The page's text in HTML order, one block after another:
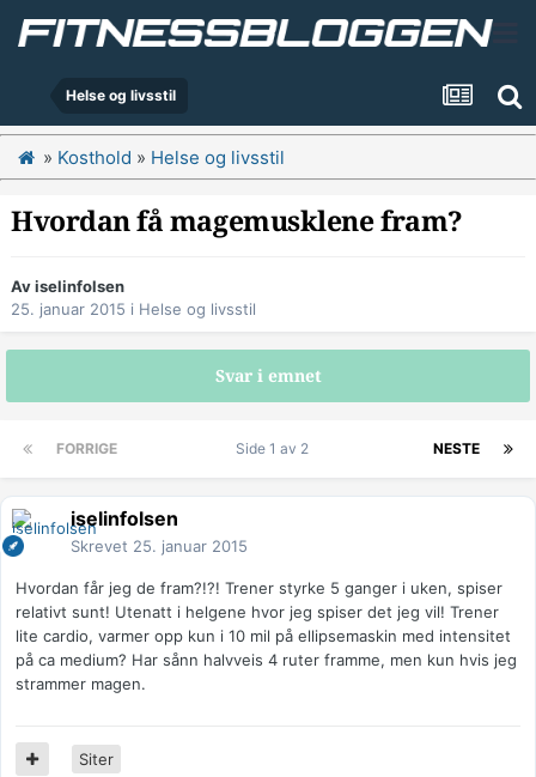
Helse og livsstil
» Kosthold » Helse og livsstil
Hvordan få magemusklene fram?
Aviselinfolsen
25. januar 2015 i Helse og livsstil
Svar i emnet
FORRIGE NESTE
Side 1 av 2
iselinfolsen
Skrevet 25. januar 2015
Hvordan får jeg de fram?!?! Trener styrke 5 ganger i uken, spiser
relativt sunt! Utenatt i helgene hvor jeg spiser det jeg vil! Trener
lite cardio, varmer opp kun i 10 mil på ellipsemaskin med intensitet
på ca medium? Har sånn halvveis 4 ruter framme, men kun hvis jeg
strammer magen.
Siter